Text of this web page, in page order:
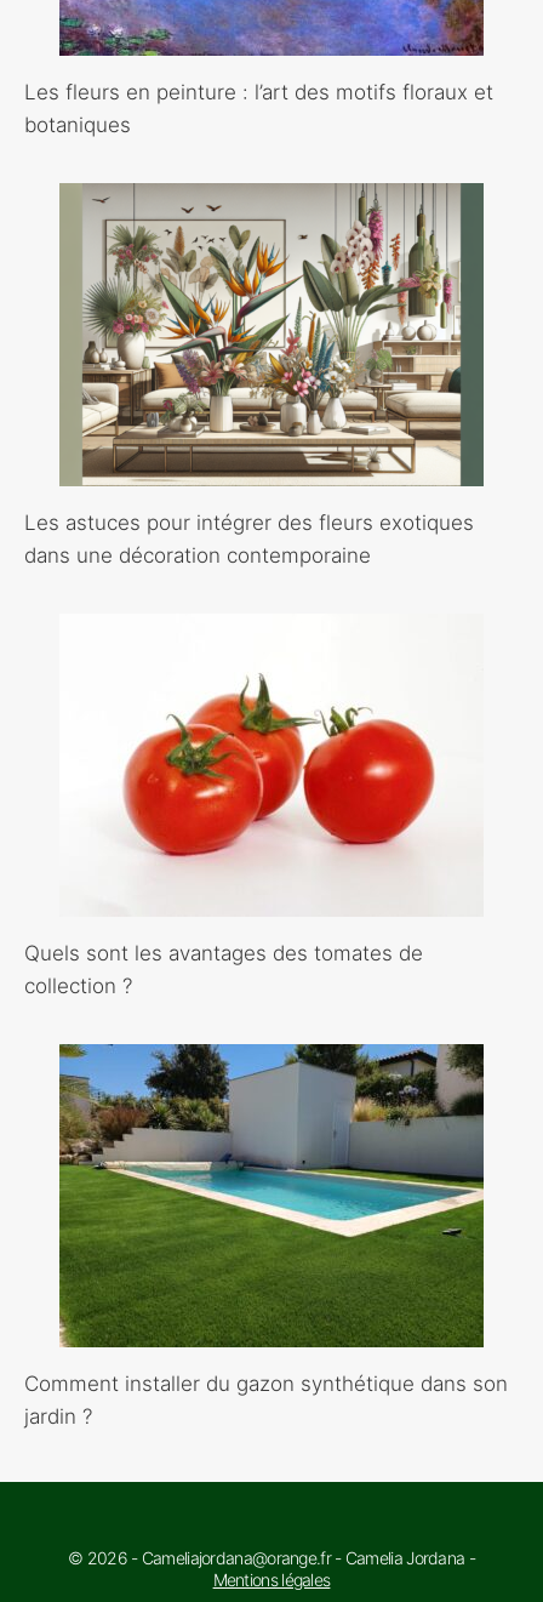
Les fleurs en peinture : l’art des motifs floraux et
botaniques
Les astuces pour intégrer des fleurs exotiques
dans une décoration contemporaine
Quels sont les avantages des tomates de
collection ?
Comment installer du gazon synthétique dans son
jardin ?
© 2026 - Cameliajordana@orange.fr - Camelia Jordana -
Mentions légales